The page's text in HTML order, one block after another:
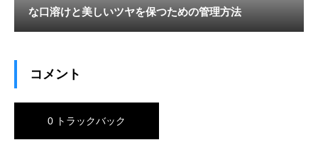
な口溶けと美しいツヤを保つための管理方法
コメント
0 トラックバック